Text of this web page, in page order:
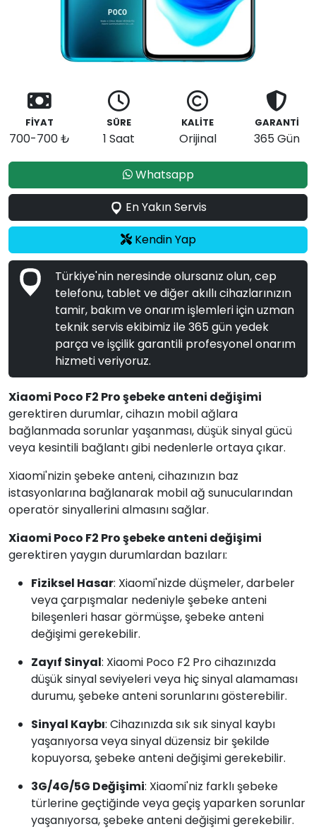
FİYAT
700-700 ₺
SÜRE
1 Saat
KALİTE
Orijinal
GARANTİ
365 Gün
Whatsapp
En Yakın Servis
Kendin Yap
Türkiye'nin neresinde olursanız olun, cep
telefonu, tablet ve diğer akıllı cihazlarınızın
tamir, bakım ve onarım işlemleri için uzman
teknik servis ekibimiz ile 365 gün yedek
parça ve işçilik garantili profesyonel onarım
hizmeti veriyoruz.
Xiaomi Poco F2 Pro şebeke anteni değişimi
gerektiren durumlar, cihazın mobil ağlara
bağlanmada sorunlar yaşanması, düşük sinyal gücü
veya kesintili bağlantı gibi nedenlerle ortaya çıkar.
Xiaomi'nizin şebeke anteni, cihazınızın baz
istasyonlarına bağlanarak mobil ağ sunucularından
operatör sinyallerini almasını sağlar.
Xiaomi Poco F2 Pro şebeke anteni değişimi
gerektiren yaygın durumlardan bazıları:
Fiziksel Hasar: Xiaomi'nizde düşmeler, darbeler
veya çarpışmalar nedeniyle şebeke anteni
bileşenleri hasar görmüşse, şebeke anteni
değişimi gerekebilir.
Zayıf Sinyal: Xiaomi Poco F2 Pro cihazınızda
düşük sinyal seviyeleri veya hiç sinyal alamaması
durumu, şebeke anteni sorunlarını gösterebilir.
Sinyal Kaybı: Cihazınızda sık sık sinyal kaybı
yaşanıyorsa veya sinyal düzensiz bir şekilde
kopuyorsa, şebeke anteni değişimi gerekebilir.
3G/4G/5G Değişimi: Xiaomi'niz farklı şebeke
türlerine geçtiğinde veya geçiş yaparken sorunlar
yaşanıyorsa, şebeke anteni değişimi gerekebilir.